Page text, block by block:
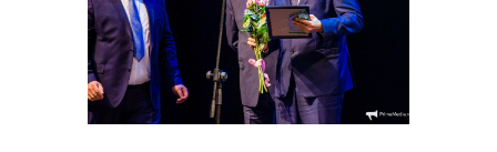
контакты отдела закупок